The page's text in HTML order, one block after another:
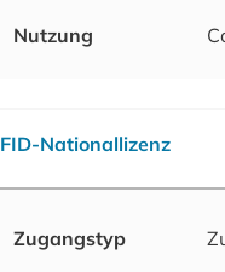
Nutzung
FID-Nationallizenz
Zugangstyp